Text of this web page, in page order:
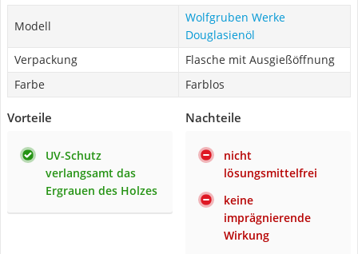
Modell
Wolfgruben Werke
Douglasienöl
Verpackung
Flasche mit Ausgießöffnung
Farbe
Farblos
Vorteile
UV-Schutz
verlangsamt das
Ergrauen des Holzes
Nachteile
nicht
lösungsmittelfrei
keine
imprägnierende
Wirkung